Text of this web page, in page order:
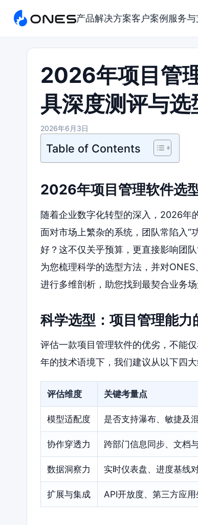
产品解决方案客户案例 服务
2026年项目管
具深度测评与选
2026年6月3日
Table of Contents
2026年项目管理软件选
随着企业数字化转型的深入，2026年
面对市场上繁杂的系统，团队常陷入“
好？这不仅关乎预算，更直接影响团
为您梳理科学的选型方法，并对
进行多维剖析，助您找到最契合业务场
科学选型：项目管理能力
评估一款项目管理软件的优劣，不能
年的技术语境下，我们建议从以下四大
评估维度 关键考量点
模型适配度 是否支持瀑布、敏捷及
协作穿透力 跨部门信息同步、文档
数据洞察力 实时仪表盘、进度基线
扩展与集成 API开放度、第三方应